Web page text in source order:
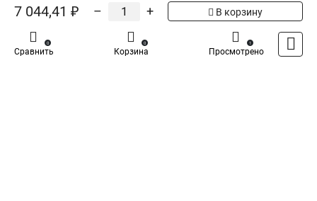
7 044,41 ₽ – + В корзину
Сравнить
0
Корзина
0
Просмотрено
1